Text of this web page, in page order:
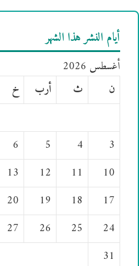
أيام النشر هذا الشهر
أغسطس 2026
ن
ث أرب خ
3
4
5
6
10
11
12
13
17
18
19
20
24
25
26
27
31